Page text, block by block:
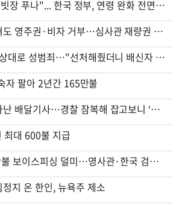
"65세 복수국적 빗장 푸나"... 한국 정부, 연령 완화 전면 추진
서류 하나만 빠져도 영주권·비자 거부…심사관 재량권 대폭 확대
한인 남성, 처형 상대로 성범죄…"선처해줬더니 배신자 취급"
자 팔아 2년간 165만불
신호위반 후 달아난 배달기사…경찰 잠복해 잡고보니 ‘반전’
최대 600불 지급
한인 노린 860만불 보이스피싱 덜미…영사관·한국 검찰 사칭
지 온 한인, 뉴욕주 제소